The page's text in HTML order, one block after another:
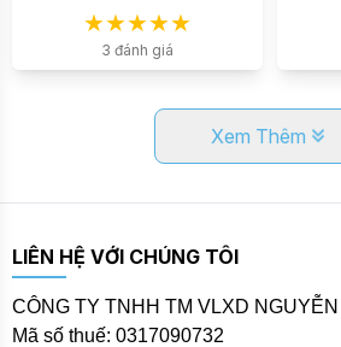
3 đánh giá
Xem Thêm
LIÊN HỆ VỚI CHÚNG TÔI
CÔNG TY TNHH TM VLXD
Mã số thuế: 0317090732